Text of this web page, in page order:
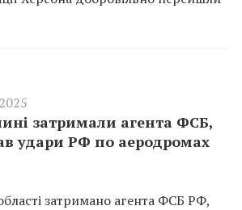
затримали агента ФСБ,
удари РФ по аеродромах
затримано агента ФСБ РФ,